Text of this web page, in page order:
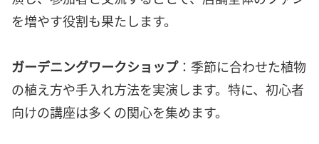
を増やす役割も果たします。
ガーデニングワークショップ：季節に合わせた植物
の植え方や手入れ方法を実演します。特に、初心者
向けの講座は多くの関心を集めます。